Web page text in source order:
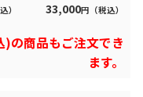
） 33,000円（税込）
の商品もご注文でき
ます。